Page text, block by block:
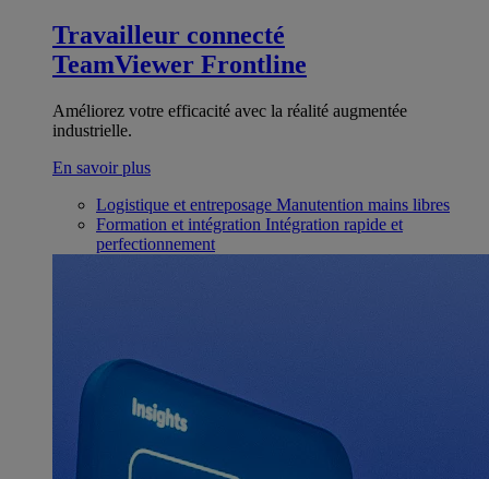
Travailleur connecté
TeamViewer Frontline
Améliorez votre efficacité avec la réalité augmentée
industrielle.
En savoir plus
Logistique et entreposage Manutention mains libres
Formation et intégration Intégration rapide et
perfectionnement